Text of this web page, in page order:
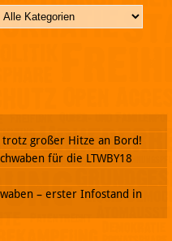
trotz großer Hitze an Bord!
für die LTWBY18
– erster Infostand in